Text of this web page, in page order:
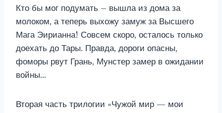
Кто бы мог подумать – вышла из дома за
молоком, а теперь выхожу замуж за Высшего
Мага Эирианна! Совсем скоро, осталось только
доехать до Тары. Правда, дороги опасны,
фоморы рвут Грань, Мунстер замер в ожидании
войны…
Вторая часть трилогии «Чужой мир — мои